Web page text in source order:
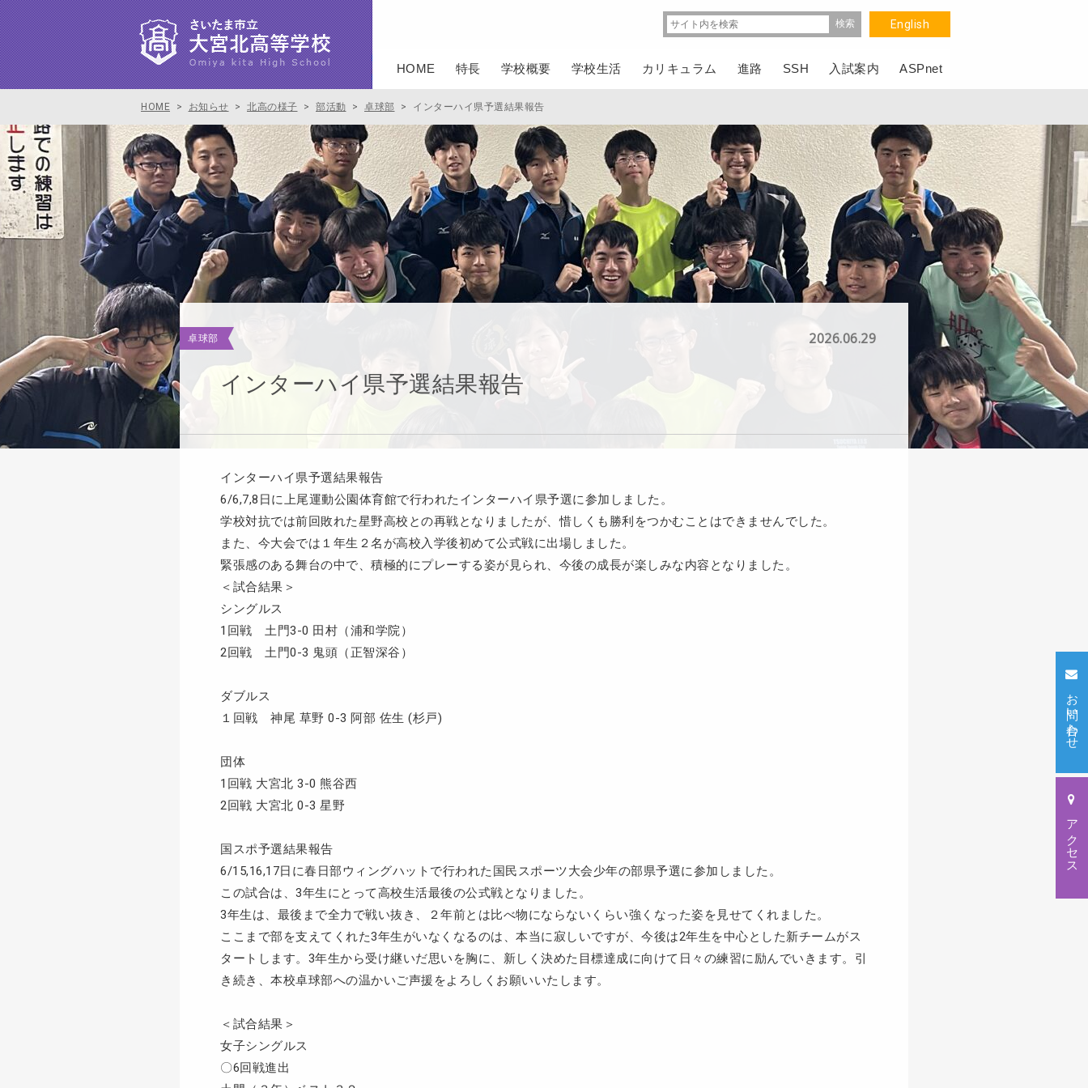
English
HOME 特長 学校概要 学校生活 カリキュラム 進路 SSH 入試案内 ASPnet
お問い合わせ
アクセス
HOME > お知らせ > 北高の様子 > 部活動 > 卓球部 > インターハイ県予選結果報告
卓球部 2026.06.29
インターハイ県予選結果報告
インターハイ県予選結果報告
6/6,7,8日に上尾運動公園体育館で行われたインターハイ県予選に参加しました。
学校対抗では前回敗れた星野高校との再戦となりましたが、惜しくも勝利をつかむことはできませんでした。
また、今大会では１年生２名が高校入学後初めて公式戦に出場しました。
緊張感のある舞台の中で、積極的にプレーする姿が見られ、今後の成長が楽しみな内容となりました。
＜試合結果＞
シングルス
1回戦 土門3-0 田村（浦和学院）
2回戦 土門0-3 鬼頭（正智深谷）
ダブルス
１回戦 神尾 草野 0-3 阿部 佐生 (杉戸)
団体
1回戦 大宮北 3-0 熊谷西
2回戦 大宮北 0-3 星野
国スポ予選結果報告
6/15,16,17日に春日部ウィングハットで行われた国民スポーツ大会少年の部県予選に参加しました。
この試合は、3年生にとって高校生活最後の公式戦となりました。
3年生は、最後まで全力で戦い抜き、２年前とは比べ物にならないくらい強くなった姿を見せてくれました。
ここまで部を支えてくれた3年生がいなくなるのは、本当に寂しいですが、今後は2年生を中心とした新チームがス
タートします。3年生から受け継いだ思いを胸に、新しく決めた目標達成に向けて日々の練習に励んでいきます。引
き続き、本校卓球部への温かいご声援をよろしくお願いいたします。
＜試合結果＞
女子シングルス
〇6回戦進出